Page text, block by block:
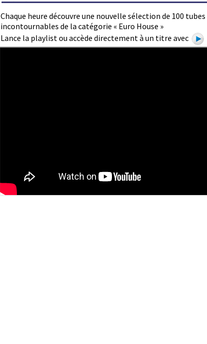
Chaque heure découvre une nouvelle sélection de 100 tubes
incontournables de la catégorie « Euro House »
Lance la playlist ou accède directement à un titre avec